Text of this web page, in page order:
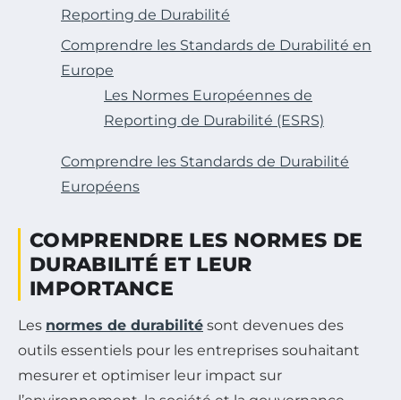
Reporting de Durabilité
Comprendre les Standards de Durabilité en
Europe
Les Normes Européennes de
Reporting de Durabilité (ESRS)
Comprendre les Standards de Durabilité
Européens
COMPRENDRE LES NORMES DE
DURABILITÉ ET LEUR
IMPORTANCE
Les normes de durabilité sont devenues des
outils essentiels pour les entreprises souhaitant
mesurer et optimiser leur impact sur